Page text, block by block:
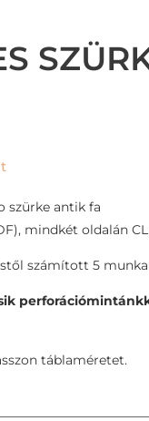
szürke antik fa
mindkét oldalán
számított 5
táblaméretet.